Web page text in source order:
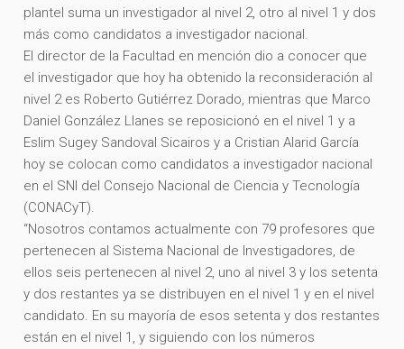
plantel suma un investigador al nivel 2, otro al nivel 1 y dos
más como candidatos a investigador nacional.
El director de la Facultad en mención dio a conocer que
el investigador que hoy ha obtenido la reconsideración al
nivel 2 es Roberto Gutiérrez Dorado, mientras que Marco
Daniel González Llanes se reposicionó en el nivel 1 y a
Eslim Sugey Sandoval Sicairos y a Cristian Alarid García
hoy se colocan como candidatos a investigador nacional
en el SNI del Consejo Nacional de Ciencia y Tecnología
(CONACyT).
“Nosotros contamos actualmente con 79 profesores que
pertenecen al Sistema Nacional de Investigadores, de
ellos seis pertenecen al nivel 2, uno al nivel 3 y los setenta
y dos restantes ya se distribuyen en el nivel 1 y en el nivel
candidato. En su mayoría de esos setenta y dos restantes
están en el nivel 1, y siguiendo con los números